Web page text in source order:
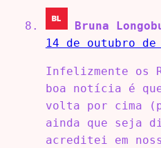
Bruna
14 de outubro de
Infelizmente os
boa notícia é
volta por cima
ainda que seja
acreditei em